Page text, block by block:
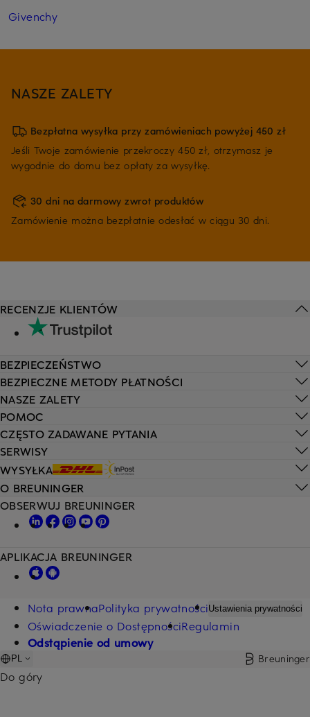
Givenchy
NASZE ZALETY
Bezpłatna wysyłka przy zamówieniach powyżej 450 zł
Jeśli Twoje zamówienie przekroczy 450 zł, otrzymasz je
wygodnie do domu bez opłaty za wysyłkę.
30 dni na darmowy zwrot produktów
Zamówienie można bezpłatnie odesłać w ciągu 30 dni.
POMOC
CZĘSTO ZADAWANE PYTANIA
SERWISY
WYSYŁKA
RECENZJE KLIENTÓW
BEZPIECZEŃSTWO
BEZPIECZNE METODY PŁATNOŚCI
NASZE ZALETY
O BREUNINGER
OBSERWUJ BREUNINGER
APLIKACJA BREUNINGER
Nota prawnaPolityka prywatnościUstawienia prywatności
Oświadczenie o DostępnościRegulamin
Odstąpienie od umowy
PL Breuninger
Do góry